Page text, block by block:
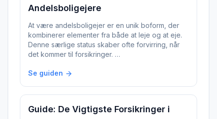
Andelsboligejere
At være andelsboligejer er en unik boform, der
kombinerer elementer fra både at leje og at eje.
Denne særlige status skaber ofte forvirring, når
det kommer til forsikringer. …
Se guiden
Guide: De Vigtigste Forsikringer i